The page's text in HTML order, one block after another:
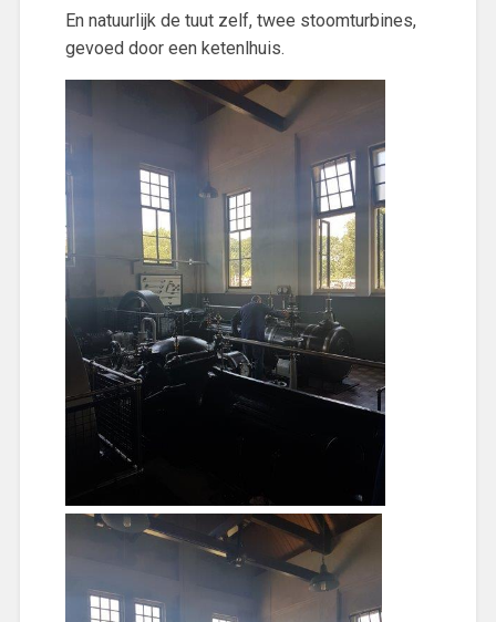
En natuurlijk de tuut zelf, twee stoomturbines,
gevoed door een ketenlhuis.